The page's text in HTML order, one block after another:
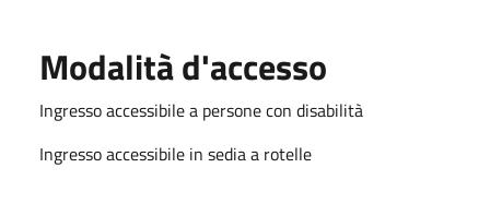
Modalità d'accesso
Ingresso accessibile a persone con disabilità
Ingresso accessibile in sedia a rotelle